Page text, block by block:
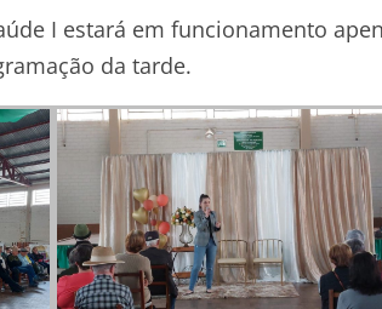
I estará em funcionamento
da tarde.